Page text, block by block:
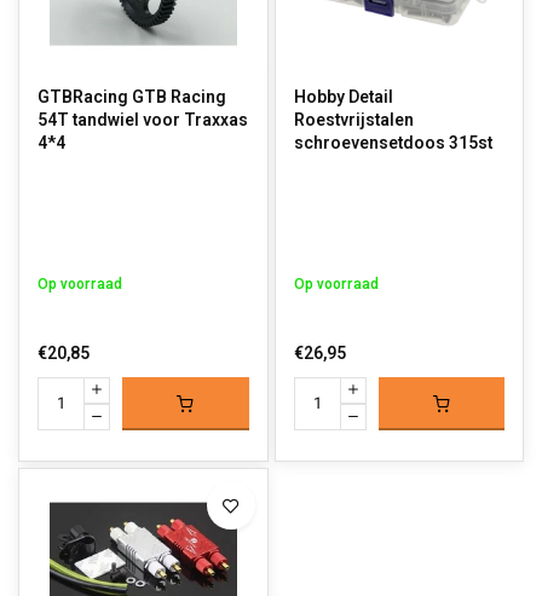
GTBRacing GTB Racing
54T tandwiel voor Traxxas
4*4
Op voorraad
€20,85
Hobby Detail
Roestvrijstalen
schroevensetdoos 315st
Op voorraad
€26,95